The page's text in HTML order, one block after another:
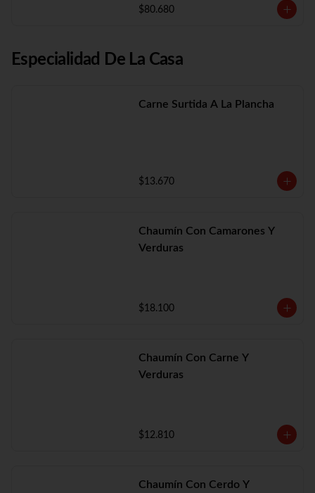
$80.680
Especialidad De La Casa
Carne Surtida A La Plancha
$13.670
Chaumín Con Camarones Y
Verduras
$18.100
Chaumín Con Carne Y
Verduras
$12.810
Chaumín Con Cerdo Y